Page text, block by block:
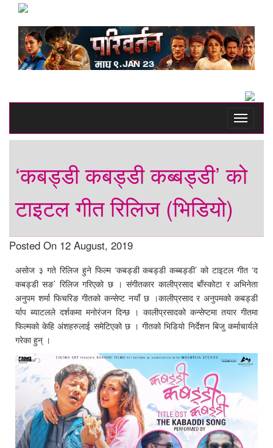
Toggle
‘कबड्डी कबड्डी कब्बड्डी’ को
टाइटल गीत रिलिज (भिडियो)
Posted On 12 August, 2019
असोज ३ गते रिलिज हुने फिल्म ‘कबड्डी कबड्डी कब्बड्डी’ को टाइटल गीत ‘द
कबड्डी सङ’ रिलिज गरिएको छ । संगीतकार कालीप्रसाद बाँस्कोटा र अभिनेता
अनुपम शर्मा फिचरिङ गीतको कन्सेप्ट नयाँ छ ।कालीप्रसाद र अनुपमको कबड्डी
र्याप ब्याटलले दर्शकमा मनोरंजन दिन्छ । कालीप्रसादको कन्सेप्टमा तयार गीतमा
फिल्मको केहि अंशहरुलाई समेटिएको छ । गीतको भिडियो निर्देशन बिजु कर्माचार्यले
गरेका हुन् ।